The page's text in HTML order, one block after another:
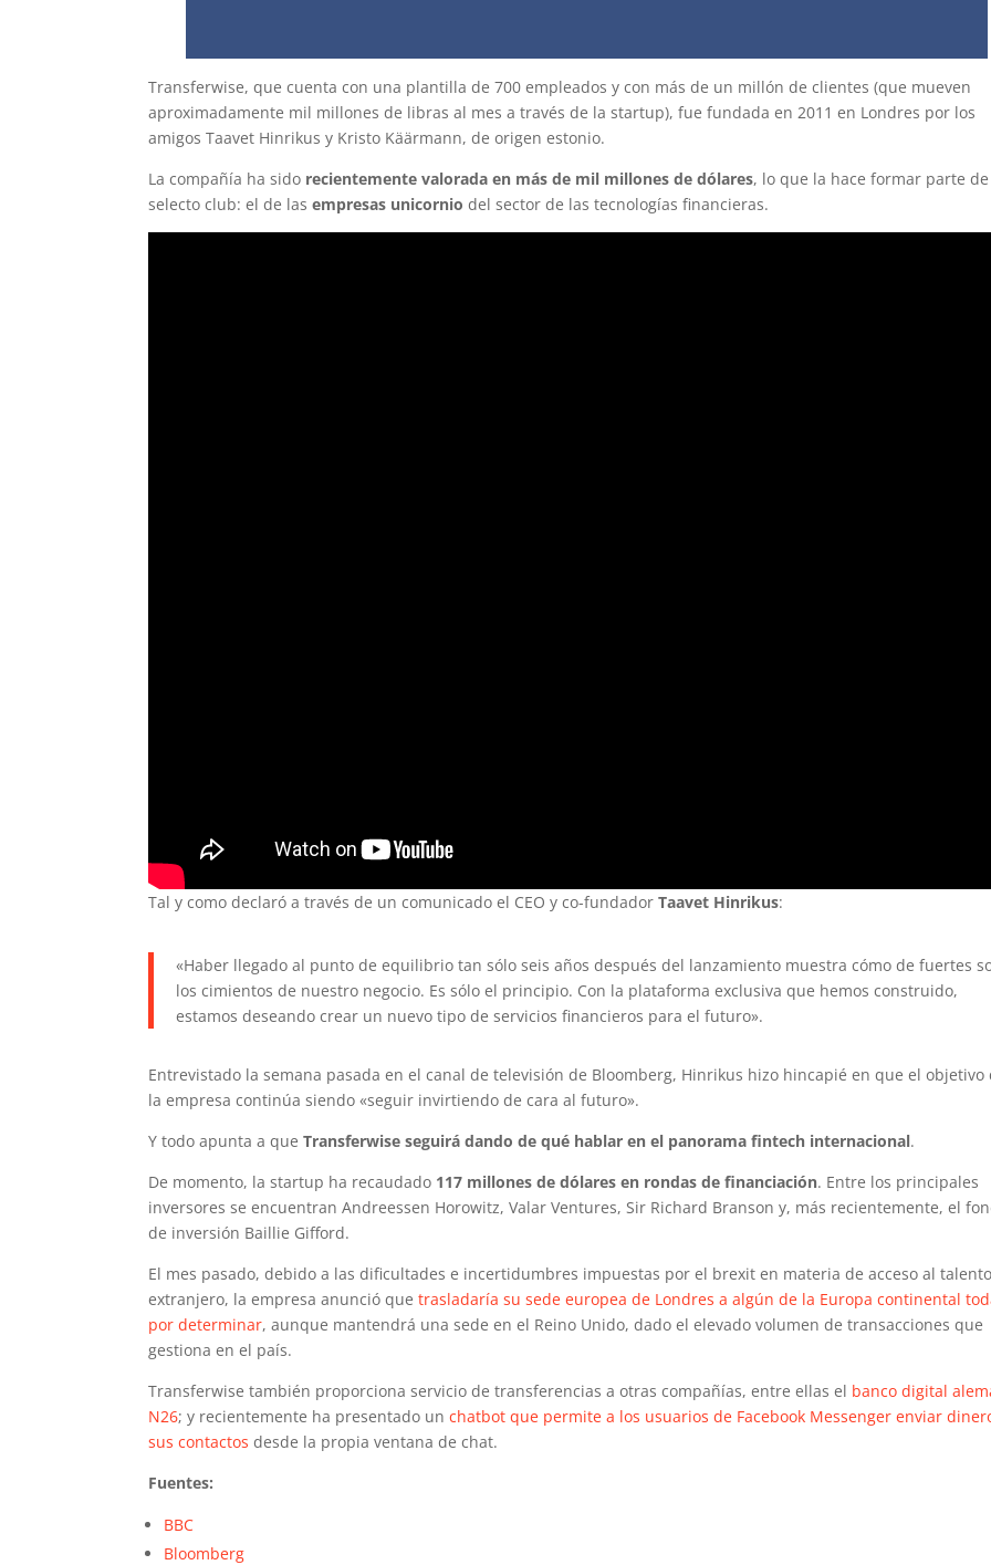
Transferwise, que cuenta con una plantilla de 700 empleados y con más de un millón de clientes (que mueven
aproximadamente mil millones de libras al mes a través de la startup), fue fundada en 2011 en Londres por los
amigos Taavet Hinrikus y Kristo Käärmann, de origen estonio.
La compañía ha sido recientemente valorada en más de mil millones de dólares, lo que la hace formar parte
selecto club: el de lasempresas unicornio del sector de las tecnologías financieras.
Tal y como declaró a través de un comunicado el CEO y co-fundadorTaavet Hinrikus:
«Haber llegado al punto de equilibrio tan sólo seis años después del lanzamiento muestra cómo de fuertes
los cimientos de nuestro negocio. Es sólo el principio. Con la plataforma exclusiva que hemos construido,
estamos deseando crear un nuevo tipo de servicios financieros para el futuro».
Entrevistado la semana pasada en el canal de televisión de Bloomberg, Hinrikus hizo hincapié en que el objetivo
la empresa continúa siendo «seguir invirtiendo de cara al futuro».
Y todo apunta a queTransferwise seguirá dando de qué hablar en el panorama fintech internacional.
De momento, la startup ha recaudado 117 millones de dólares en rondas de financiación. Entre los principales
inversores se encuentran Andreessen Horowitz, Valar Ventures, Sir Richard Branson y, más recientemente, el
de inversión Baillie Gifford.
El mes pasado, debido a las dificultades e incertidumbres impuestas por el brexit en materia de acceso al
extranjero, la empresa anunció quetrasladaría su sede europea de Londres a algún de la Europa continental
por determinar, aunque mantendrá una sede en el Reino Unido, dado el elevado volumen de transacciones que
gestiona en el país.
Transferwise también proporciona servicio de transferencias a otras compañías, entre ellas el banco digital
N26; y recientemente ha presentado unchatbot que permite a los usuarios de Facebook Messenger enviar
sus contactosdesde la propia ventana de chat.
Fuentes:
BBC
Bloomberg